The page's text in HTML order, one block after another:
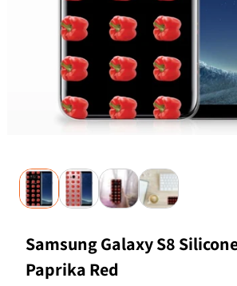
Samsung Galaxy S8
Paprika Red